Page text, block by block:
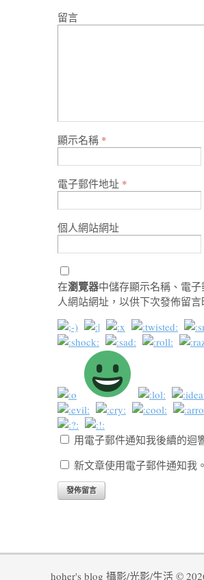
留言
顯示名稱 *
電子郵件地址 *
個人網站網址
在瀏覽器中儲存顯示名稱、電
人網站網址，以供下次發佈留言
用電子郵件通知我後續的迴
新文章使用電子郵件通知我。
hoher's blog 攝影/光影/生活 ©